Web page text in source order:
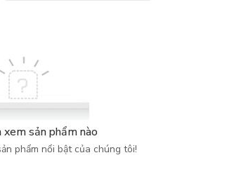
xem sản phẩm nào
phẩm nổi bật của chúng tôi!